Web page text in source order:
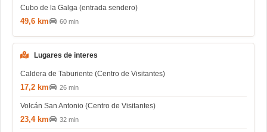
Cubo de la Galga (entrada sendero)
49,6 km 60 min
Lugares de interes
Caldera de Taburiente (Centro de Visitantes)
17,2 km 26 min
Volcán San Antonio (Centro de Visitantes)
23,4 km 32 min